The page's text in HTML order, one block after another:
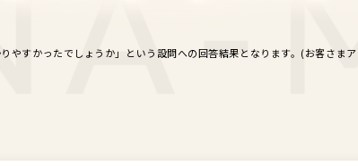
やすかったでしょうか」という設問への回答結果となります。(お客さま